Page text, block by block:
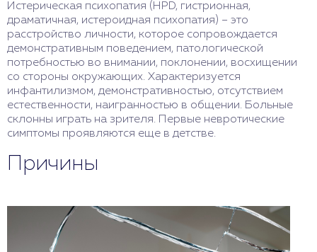
Истерическая психопатия (HPD, гистрионная,
драматичная, истероидная психопатия) – это
расстройство личности, которое сопровождается
демонстративным поведением, патологической
потребностью во внимании, поклонении, восхищении
со стороны окружающих. Характеризуется
инфантилизмом, демонстративностью, отсутствием
естественности, наигранностью в общении. Больные
склонны играть на зрителя. Первые невротические
симптомы проявляются еще в детстве.
Причины